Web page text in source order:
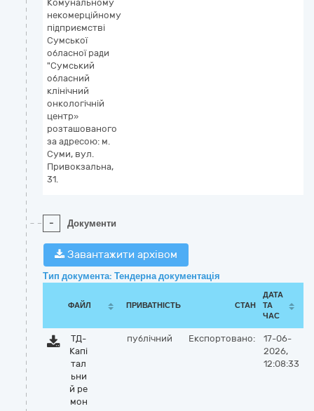
Комунальному
некомерційному
підприємстві
Сумської
обласної ради
"Сумський
обласний
клінічний
онкологічній
центр»
розташованого
за адресою: м.
Суми, вул.
Привокзальна,
31.
- Документи
Завантажити архівом
Тип документа: Тендерна документація
ФАЙЛ ПРИВАТНІСТЬ СТАН
ДАТА
ТА
ЧАС
ТД-
Капі
тал
ьни
й ре
мон
публічний Експортовано:
17-06-
2026,
12:08:33